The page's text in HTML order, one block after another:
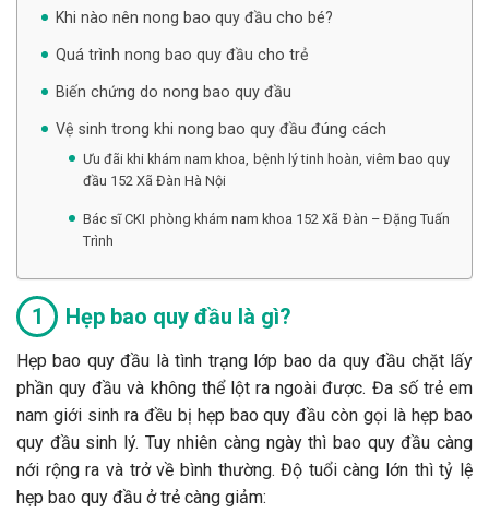
Khi nào nên nong bao quy đầu cho bé?
Quá trình nong bao quy đầu cho trẻ
Biến chứng do nong bao quy đầu
Vệ sinh trong khi nong bao quy đầu đúng cách
Ưu đãi khi khám nam khoa, bệnh lý tinh hoàn, viêm bao quy
đầu 152 Xã Đàn Hà Nội
Bác sĩ CKI phòng khám nam khoa 152 Xã Đàn – Đặng Tuấn
Trình
Hẹp bao quy đầu là gì?
Hẹp bao quy đầu là tình trạng lớp bao da quy đầu chặt lấy
phần quy đầu và không thể lột ra ngoài được. Đa số trẻ em
nam giới sinh ra đều bị hẹp bao quy đầu còn gọi là hẹp bao
quy đầu sinh lý. Tuy nhiên càng ngày thì bao quy đầu càng
nới rộng ra và trở về bình thường. Độ tuổi càng lớn thì tỷ lệ
hẹp bao quy đầu ở trẻ càng giảm: